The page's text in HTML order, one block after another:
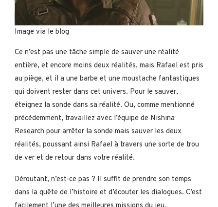
Image via le blog
Ce n’est pas une tâche simple de sauver une réalité
entière, et encore moins deux réalités, mais Rafael est pris
au piège, et il a une barbe et une moustache fantastiques
qui doivent rester dans cet univers. Pour le sauver,
éteignez la sonde dans sa réalité. Ou, comme mentionné
précédemment, travaillez avec l’équipe de Nishina
Research pour arrêter la sonde mais sauver les deux
réalités, poussant ainsi Rafael à travers une sorte de trou
de ver et de retour dans votre réalité.
Déroutant, n’est-ce pas ? Il suffit de prendre son temps
dans la quête de l’histoire et d’écouter les dialogues. C’est